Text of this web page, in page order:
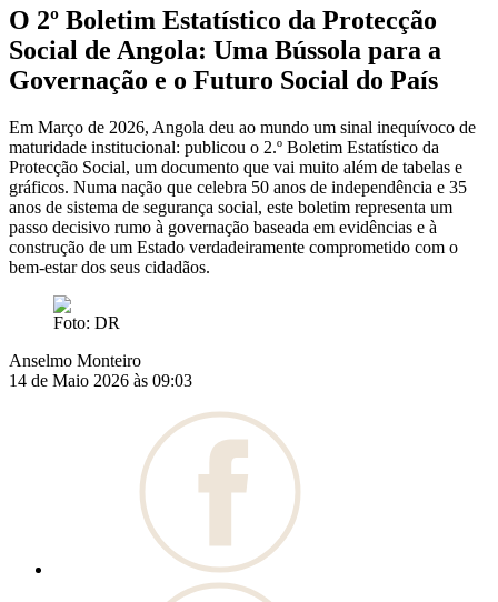
O 2º Boletim Estatístico da Protecção
Social de Angola: Uma Bússola para a
Governação e o Futuro Social do País
Em Março de 2026, Angola deu ao mundo um sinal inequívoco de
maturidade institucional: publicou o 2.º Boletim Estatístico da
Protecção Social, um documento que vai muito além de tabelas e
gráficos. Numa nação que celebra 50 anos de independência e 35
anos de sistema de segurança social, este boletim representa um
passo decisivo rumo à governação baseada em evidências e à
construção de um Estado verdadeiramente comprometido com o
bem-estar dos seus cidadãos.
Foto: DR
Anselmo Monteiro
14 de Maio 2026 às 09:03